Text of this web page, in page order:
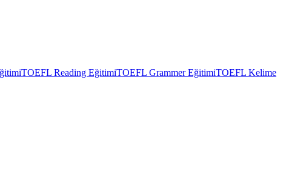
TOEFL Reading EğitimiTOEFL Grammer EğitimiTOEFL Kelime